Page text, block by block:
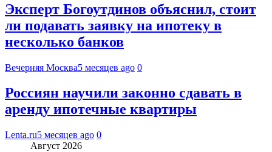
Эксперт Богоутдинов объяснил, стоит
ли подавать заявку на ипотеку в
несколько банков
Вечерняя Москва5 месяцев ago 0
Россиян научили законно сдавать в
аренду ипотечные квартиры
Lenta.ru5 месяцев ago 0
Август 2026